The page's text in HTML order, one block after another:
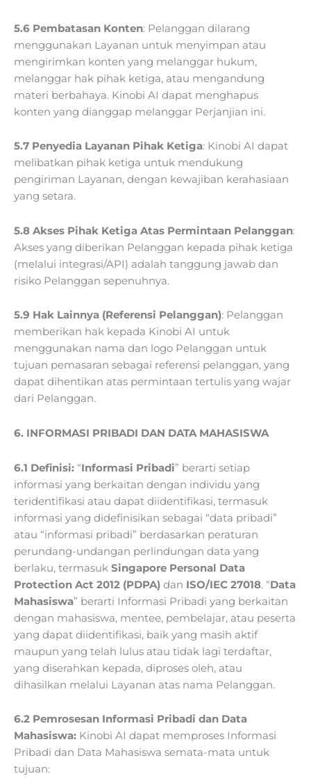
5.6 Pembatasan Konten: Pelanggan dilarang
menggunakan Layanan untuk menyimpan atau
mengirimkan konten yang melanggar hukum,
melanggar hak pihak ketiga, atau mengandung
materi berbahaya. Kinobi AI dapat menghapus
konten yang dianggap melanggar Perjanjian ini.
5.7 Penyedia Layanan Pihak Ketiga: Kinobi AI dapat
melibatkan pihak ketiga untuk mendukung
pengiriman Layanan, dengan kewajiban kerahasiaan
yang setara.
5.8 Akses Pihak Ketiga Atas Permintaan Pelanggan:
Akses yang diberikan Pelanggan kepada pihak ketiga
(melalui integrasi/API) adalah tanggung jawab dan
risiko Pelanggan sepenuhnya.
5.9 Hak Lainnya (Referensi Pelanggan): Pelanggan
memberikan hak kepada Kinobi AI untuk
menggunakan nama dan logo Pelanggan untuk
tujuan pemasaran sebagai referensi pelanggan, yang
dapat dihentikan atas permintaan tertulis yang wajar
dari Pelanggan.
6. INFORMASI PRIBADI DAN DATA MAHASISWA
6.1 Definisi: “Informasi Pribadi” berarti setiap
informasi yang berkaitan dengan individu yang
teridentifikasi atau dapat diidentifikasi, termasuk
informasi yang didefinisikan sebagai “data pribadi”
atau “informasi pribadi” berdasarkan peraturan
perundang-undangan perlindungan data yang
berlaku, termasuk Singapore Personal Data
Protection Act 2012 (PDPA) dan ISO/IEC 27018. “Data
Mahasiswa” berarti Informasi Pribadi yang berkaitan
dengan mahasiswa, mentee, pembelajar, atau peserta
yang dapat diidentifikasi, baik yang masih aktif
maupun yang telah lulus atau tidak lagi terdaftar,
yang diserahkan kepada, diproses oleh, atau
dihasilkan melalui Layanan atas nama Pelanggan.
6.2 Pemrosesan Informasi Pribadi dan Data
Mahasiswa: Kinobi AI dapat memproses Informasi
Pribadi dan Data Mahasiswa semata-mata untuk
tujuan: